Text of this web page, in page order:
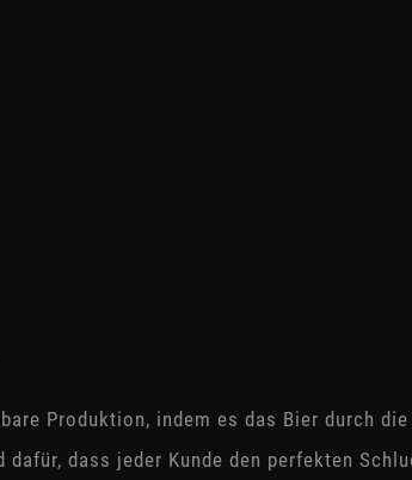
Produktion, indem es das Bier durch die
dass jeder Kunde den perfekten